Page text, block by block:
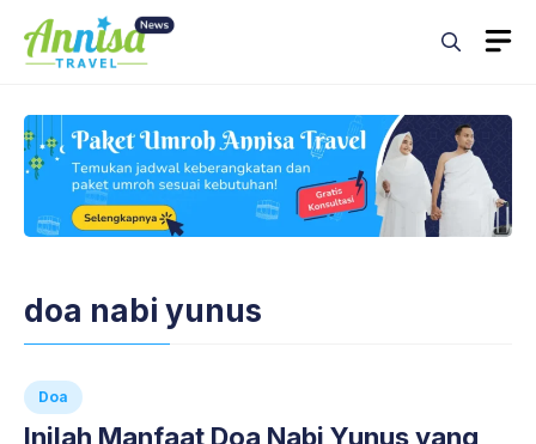
content
doa nabi yunus
Doa
Inilah Manfaat Doa Nabi Yunus yang